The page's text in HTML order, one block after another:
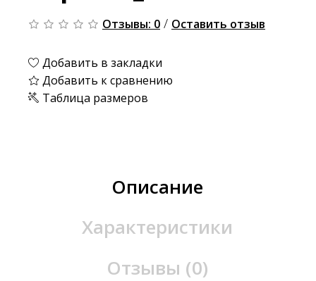
Отзывы: 0 / Оставить отзыв
Добавить в закладки
Добавить к сравнению
Таблица размеров
Описание
Характеристики
Отзывы (0)